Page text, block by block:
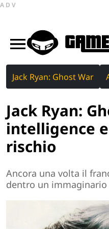
ADV
Jack Ryan: Ghost War
Jack Ryan:
intelligence
rischio
Ancora una volta il
dentro un